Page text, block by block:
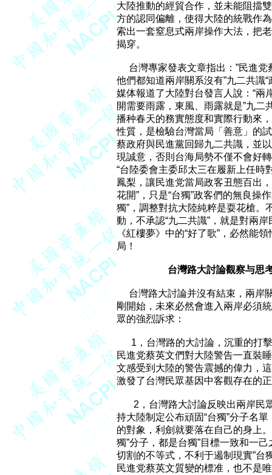
大陸推動的經貿合作，並未能阻擋
方的認同偏離，使得大陸的統戰作
索出一套窒息式兩岸操作大法，把
揭穿。
台灣專家發表文章指出：”民進
他們都知道兩岸關系沒有”九二共識
媒体報道了大陸對台發言人說：“兩
開需要雨露，東風、雨露就是”九二
播种春天的務實態度和實際行動來
性質，是檢驗台灣當局「善意」的
蔡政府與民進黨回歸九二共識，並
現誠意，否則台海局勢不僅不會好
“台陸委會主委邱太三在履新上任時
鳳梨，讓民進党當局政客丑態百出
花開”，只是“台獨”政客們的無良操
獨”，調整對抗大陸純粹是耍花槍。
動，不承認“九二共識”，就是對兩
《紅樓夢》中的“好了歌”，必然能
局！
台灣路大討論觀察与思
台灣路大討論并沒有結束，兩
剛開始，未來必然會進入兩岸必須
眾的強烈訴求：
1，台灣路的大討論，沉重的
民進党蔡英文們對大陸警告一直裝
文感受到大陸的警告震撼的偉力，
激發了台灣民眾基因中客觀存在的
2，台灣路大討論反映出兩岸
持大陸制定公布頑固“台獨”分子名
的對象，利劍就要落在自己的身上
獨”分子，都是台獨”目標一致和一己
切割的不等式，不利于遏制現實”台
民進党蔡英文質變的標准，也不是